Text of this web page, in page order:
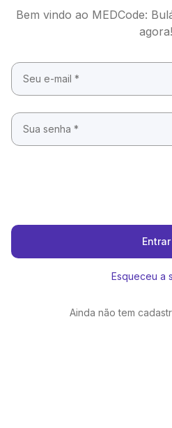
Bem vindo ao MEDCode:
agora!
Entrar
Esqueceu a
Ainda não tem